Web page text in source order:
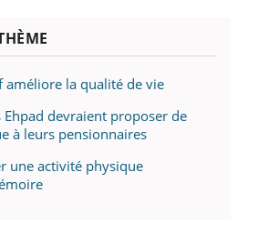
améliore la qualité de vie
devraient proposer de
à leurs pensionnaires
une activité physique